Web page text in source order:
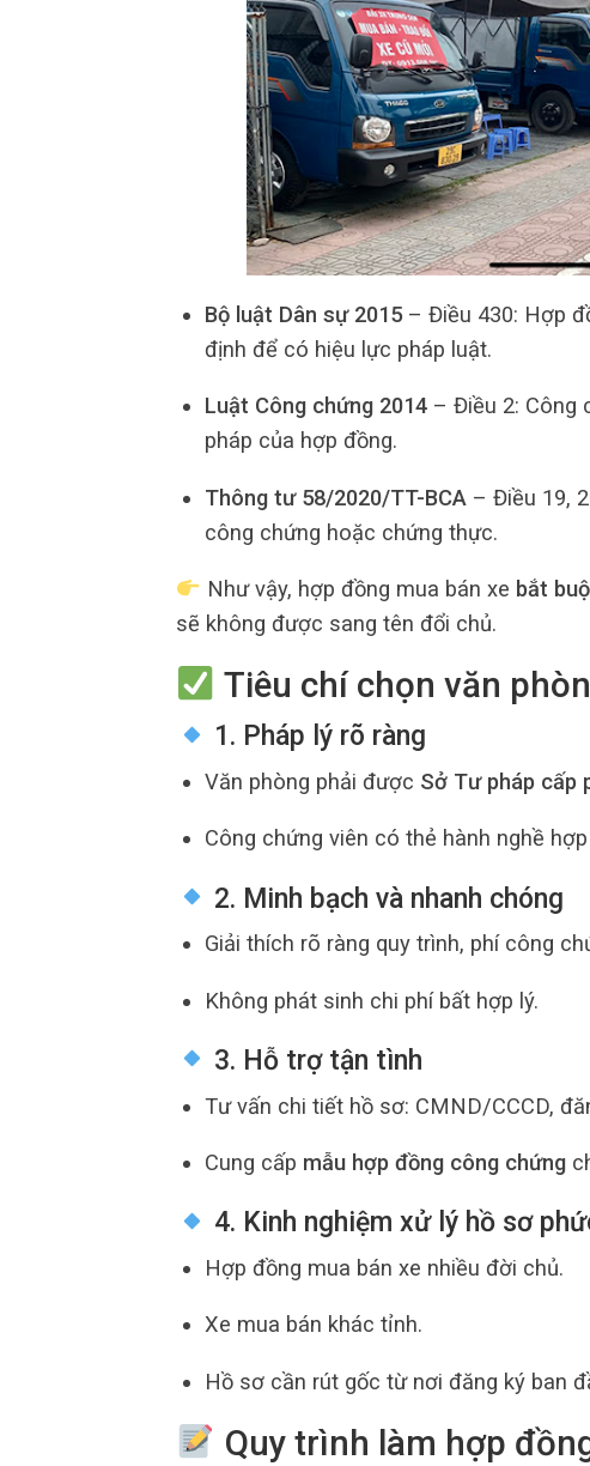
Bộ luật Dân sự 2015– Điều 430: Hợp
định để có hiệu lực pháp luật.
Luật Công chứng 2014– Điều 2: Công
pháp của hợp đồng.
Thông tư 58/2020/TT-BCA – Điều 19,
công chứng hoặc chứng thực.
Như vậy, hợp đồng mua bán xe bắt
sẽ không được sang tên đổi chủ.
Tiêu chí chọn văn
1. Pháp lý rõ ràng
Văn phòng phải được Sở Tư pháp cấp
Công chứng viên có thẻ hành nghề
2. Minh bạch và nhanh chóng
Giải thích rõ ràng quy trình, phí công
Không phát sinh chi phí bất hợp lý.
3. Hỗ trợ tận tình
Tư vấn chi tiết hồ sơ: CMND/CCCD,
Cung cấp mẫu hợp đồng công chứng
4. Kinh nghiệm xử lý hồ sơ
Hợp đồng mua bán xe nhiều đời chủ.
Xe mua bán khác tỉnh.
Hồ sơ cần rút gốc từ nơi đăng ký ban
Quy trình làm hợp